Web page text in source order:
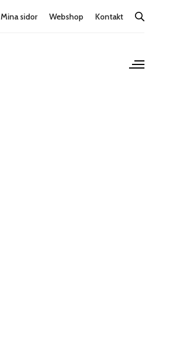
Mina sidor Webshop Kontakt